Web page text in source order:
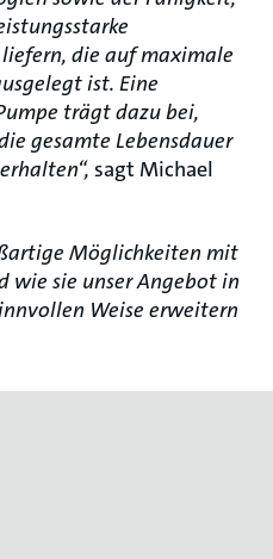
die auf maximale
ist. Eine
trägt dazu bei,
gesamte Lebensdauer
sagt Michael
Möglichkeiten mit
sie unser Angebot in
Weise erweitern